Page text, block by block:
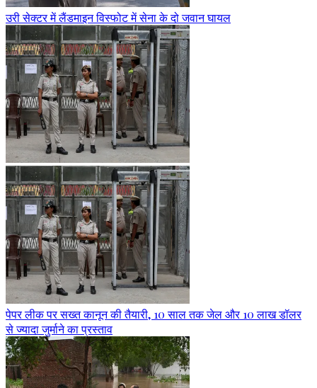
उरी सेक्टर में लैंडमाइन विस्फोट में सेना के दो जवान घायल
पेपर लीक पर सख्त कानून की तैयारी, 10 साल तक जेल और 10 लाख डॉलर
से ज्यादा जुर्माने का प्रस्ताव